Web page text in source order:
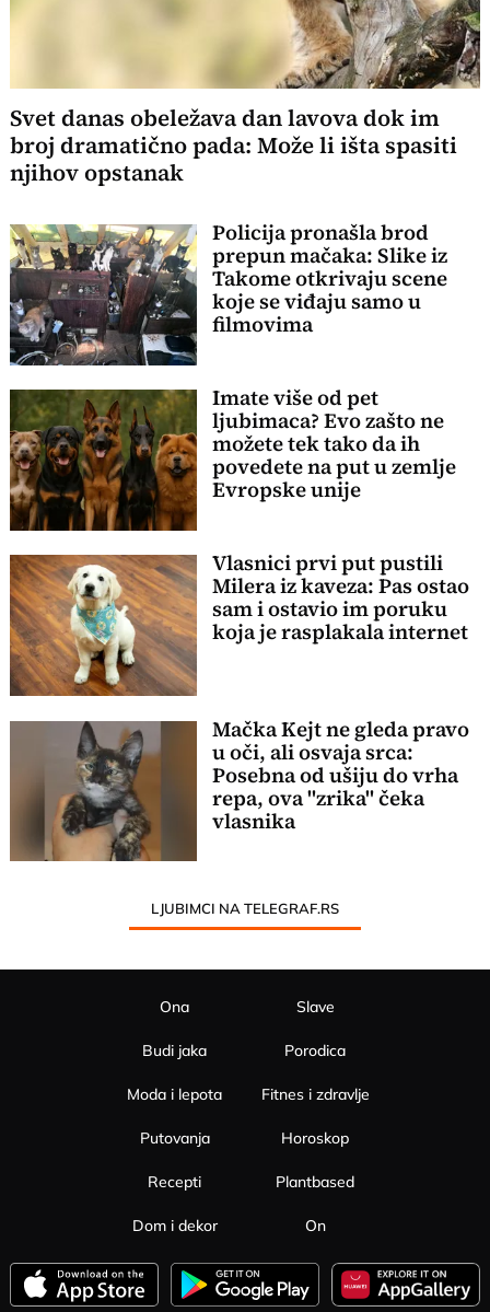
Svet danas obeležava dan lavova dok im
broj dramatično pada: Može li išta spasiti
njihov opstanak
Policija pronašla brod
prepun mačaka: Slike iz
Takome otkrivaju scene
koje se viđaju samo u
filmovima
Imate više od pet
ljubimaca? Evo zašto ne
možete tek tako da ih
povedete na put u zemlje
Evropske unije
Vlasnici prvi put pustili
Milera iz kaveza: Pas ostao
sam i ostavio im poruku
koja je rasplakala internet
Mačka Kejt ne gleda pravo
u oči, ali osvaja srca:
Posebna od ušiju do vrha
repa, ova "zrika" čeka
vlasnika
LJUBIMCI NA TELEGRAF.RS
Ona
Budi jaka
Moda i lepota
Slave
Porodica
Fitnes i zdravlje
Putovanja
Recepti
Dom i dekor
Horoskop
Plantbased
On